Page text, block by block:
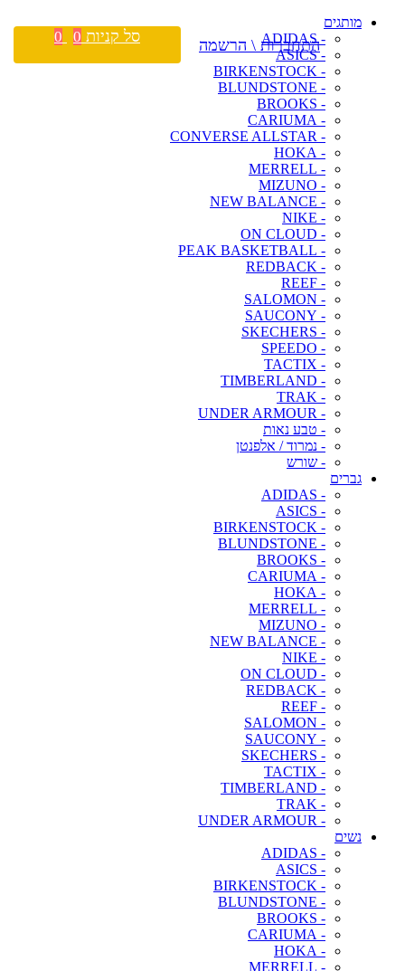
מותגים
- ADIDAS
- ASICS
- BIRKENSTOCK
- BLUNDSTONE
- BROOKS
- CARIUMA
- CONVERSE ALLSTAR
- HOKA
- MERRELL
- MIZUNO
- NEW BALANCE
- NIKE
- ON CLOUD
- PEAK BASKETBALL
- REDBACK
- REEF
- SALOMON
- SAUCONY
- SKECHERS
- SPEEDO
- TACTIX
- TIMBERLAND
- TRAK
- UNDER ARMOUR
- טבע נאות
- נמרוד / אלפנטן
- שורש
גברים
- ADIDAS
- ASICS
- BIRKENSTOCK
- BLUNDSTONE
- BROOKS
- CARIUMA
- HOKA
- MERRELL
- MIZUNO
- NEW BALANCE
- NIKE
- ON CLOUD
- REDBACK
- REEF
- SALOMON
- SAUCONY
- SKECHERS
- TACTIX
- TIMBERLAND
- TRAK
- UNDER ARMOUR
נשים
- ADIDAS
- ASICS
- BIRKENSTOCK
- BLUNDSTONE
- BROOKS
- CARIUMA
- HOKA
- MERRELL
התחברות \ הרשמה סל קניות 0
0